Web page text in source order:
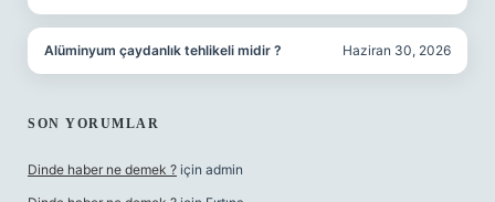
Alüminyum çaydanlık tehlikeli midir ? Haziran 30, 2026
SON YORUMLAR
Dinde haber ne demek ? için admin